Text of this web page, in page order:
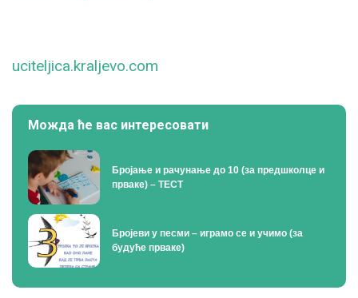
uciteljica.kraljevo.com
Можда ће вас интересовати
Бројање и рачунање до 10 (за предшколце и
прваке) – ТЕСТ
Бројеви у песми – играмо се и учимо (за
будуће прваке)